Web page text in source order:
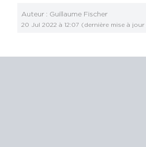
Auteur : Guillaume Fischer
20 Jul 2022 à 12:07 (dernière mise à jour